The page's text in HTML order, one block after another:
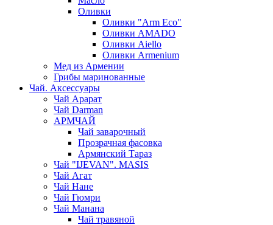
Оливки
Оливки "Arm Eco"
Оливки AMADO
Оливки Aiello
Оливки Armenium
Мед из Армении
Грибы маринованные
Чай. Аксессуары
Чай Арарат
Чай Darman
АРМЧАЙ
Чай заварочный
Прозрачная фасовка
Армянский Тараз
Чай "IJEVAN". MASIS
Чай Агат
Чай Нане
Чай Гюмри
Чай Манана
Чай травяной